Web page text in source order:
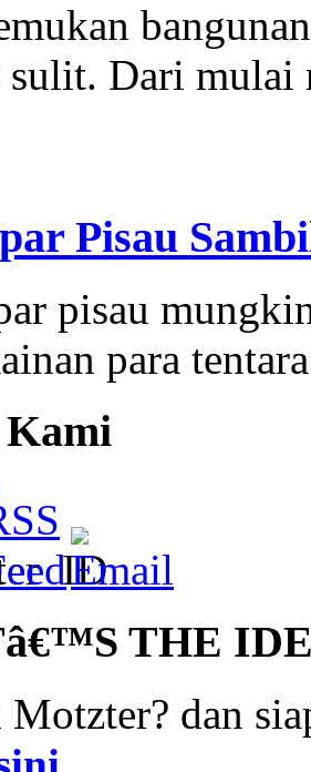
Dari mulai
Pisau
pisau
para
THE
Motzter? dan